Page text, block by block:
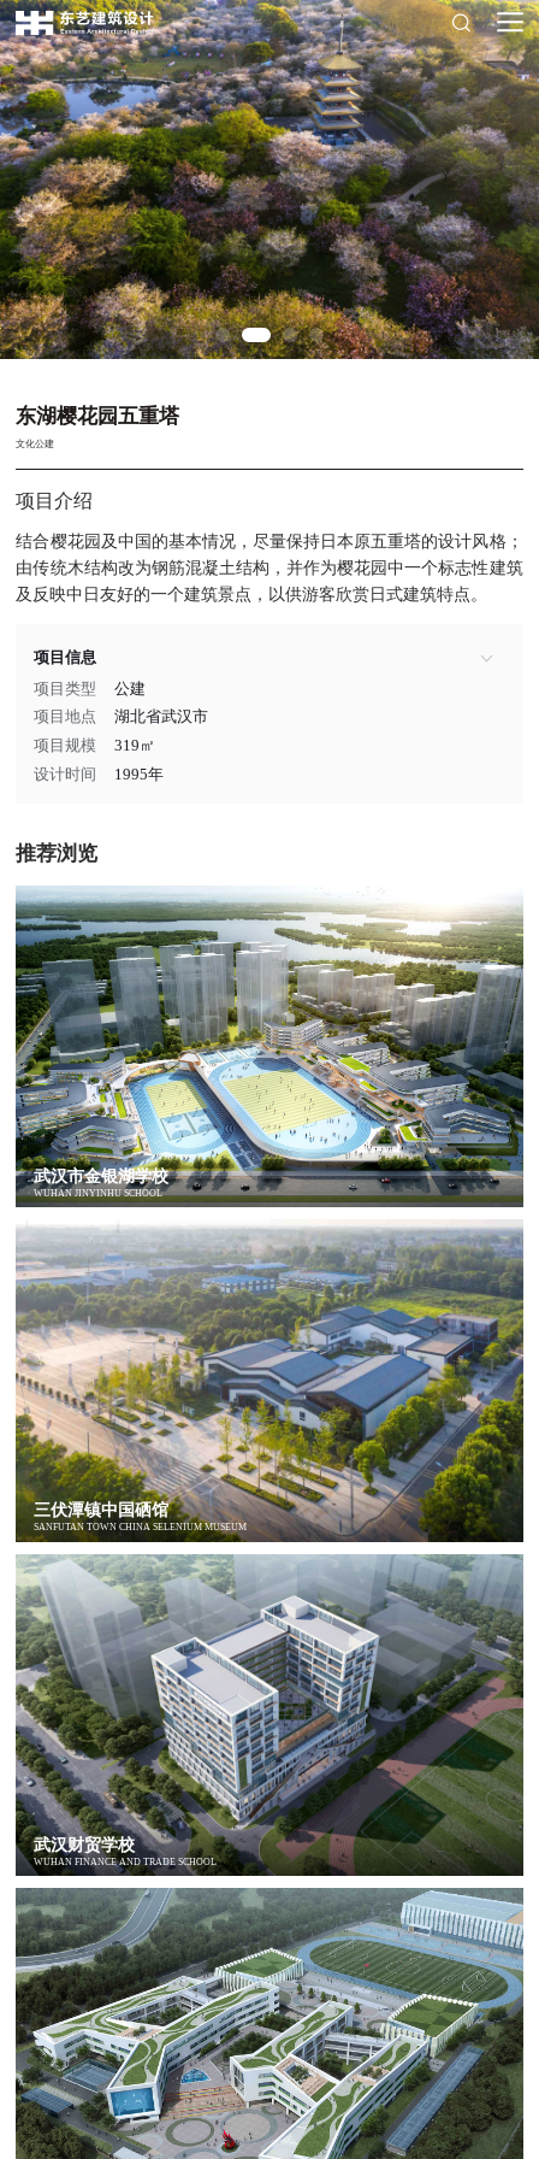
东湖樱花园五重塔
文化公建
项目介绍
结合樱花园及中国的基本情况，尽量保持日本原五重塔的设计风格；
由传统木结构改为钢筋混凝土结构，并作为樱花园中一个标志性建筑
及反映中日友好的一个建筑景点，以供游客欣赏日式建筑特点。
项目信息
项目类型
公建
项目地点
湖北省武汉市
项目规模
319㎡
设计时间
1995年
推荐浏览
武汉市金银湖学校
WUHAN JINYINHU SCHOOL
三伏潭镇中国硒馆
SANFUTAN TOWN CHINA SELENIUM MUSEUM
武汉财贸学校
WUHAN FINANCE AND TRADE SCHOOL